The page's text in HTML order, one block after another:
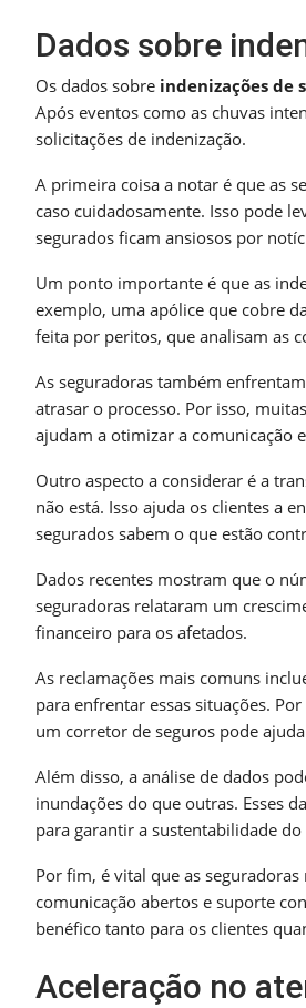
Dados sobre
Os dados sobre indenizações de
Após eventos como as chuvas
solicitações de indenização.
A primeira coisa a notar é que as
caso cuidadosamente. Isso pode
segurados ficam ansiosos por
Um ponto importante é que as
exemplo, uma apólice que cobre
feita por peritos, que analisam as
As seguradoras também
atrasar o processo. Por isso,
ajudam a otimizar a comunicação
Outro aspecto a considerar é a
não está. Isso ajuda os clientes a
segurados sabem o que estão
Dados recentes mostram que o
seguradoras relataram um
financeiro para os afetados.
As reclamações mais comuns
para enfrentar essas situações.
um corretor de seguros pode
Além disso, a análise de dados
inundações do que outras. Esses
para garantir a sustentabilidade do
Por fim, é vital que as
comunicação abertos e suporte
benéfico tanto para os clientes
Aceleração no